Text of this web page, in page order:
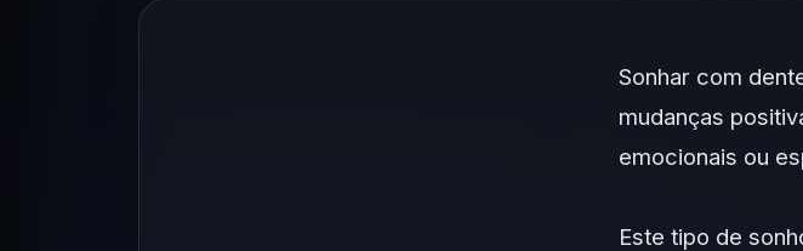
Sonhar com
mudanças
emocionais ou
Este tipo de